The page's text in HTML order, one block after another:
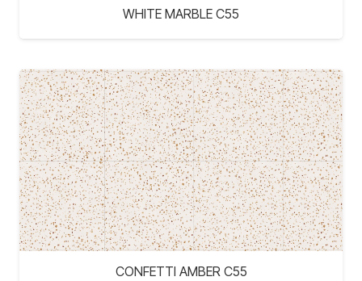
WHITE MARBLE C55
CONFETTI AMBER C55